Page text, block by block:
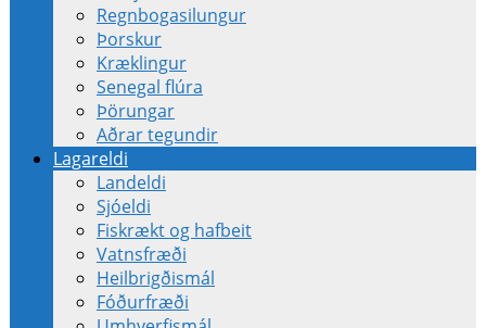
Regnbogasilungur
Þorskur
Kræklingur
Senegal flúra
Þörungar
Aðrar tegundir
Lagareldi
Landeldi
Sjóeldi
Fiskrækt og hafbeit
Vatnsfræði
Heilbrigðismál
Fóðurfræði